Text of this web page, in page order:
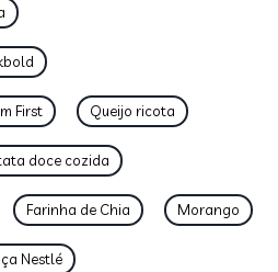
First Queijo ricota
doce cozida
Farinha de Chia Morango
Nestlé